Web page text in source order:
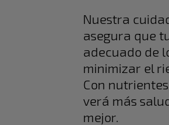
Nuestra
asegura que
adecuado de
minimizar el
Con
verá más
mejor.